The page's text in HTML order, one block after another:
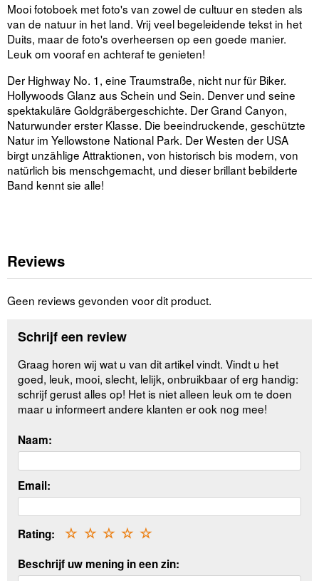
Mooi fotoboek met foto's van zowel de cultuur en steden als
van de natuur in het land. Vrij veel begeleidende tekst in het
Duits, maar de foto's overheersen op een goede manier.
Leuk om vooraf en achteraf te genieten!
Der Highway No. 1, eine Traumstraße, nicht nur für Biker.
Hollywoods Glanz aus Schein und Sein. Denver und seine
spektakuläre Goldgräbergeschichte. Der Grand Canyon,
Naturwunder erster Klasse. Die beeindruckende, geschützte
Natur im Yellowstone National Park. Der Westen der USA
birgt unzählige Attraktionen, von historisch bis modern, von
natürlich bis menschgemacht, und dieser brillant bebilderte
Band kennt sie alle!
Reviews
Geen reviews gevonden voor dit product.
Schrijf een review
Graag horen wij wat u van dit artikel vindt. Vindt u het
goed, leuk, mooi, slecht, lelijk, onbruikbaar of erg handig:
schrijf gerust alles op! Het is niet alleen leuk om te doen
maar u informeert andere klanten er ook nog mee!
Naam:
Email:
Rating: ☆
☆
☆
☆
☆
Beschrijf uw mening in een zin: